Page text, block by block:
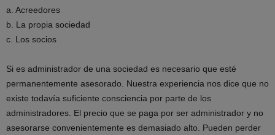
a. Acreedores
b. La propia sociedad
c. Los socios
Si es administrador de una sociedad es necesario que esté
permanentemente asesorado. Nuestra experiencia nos dice que no
existe todavía suficiente consciencia por parte de los
administradores. El precio que se paga por ser administrador y no
asesorarse convenientemente es demasiado alto. Pueden perder